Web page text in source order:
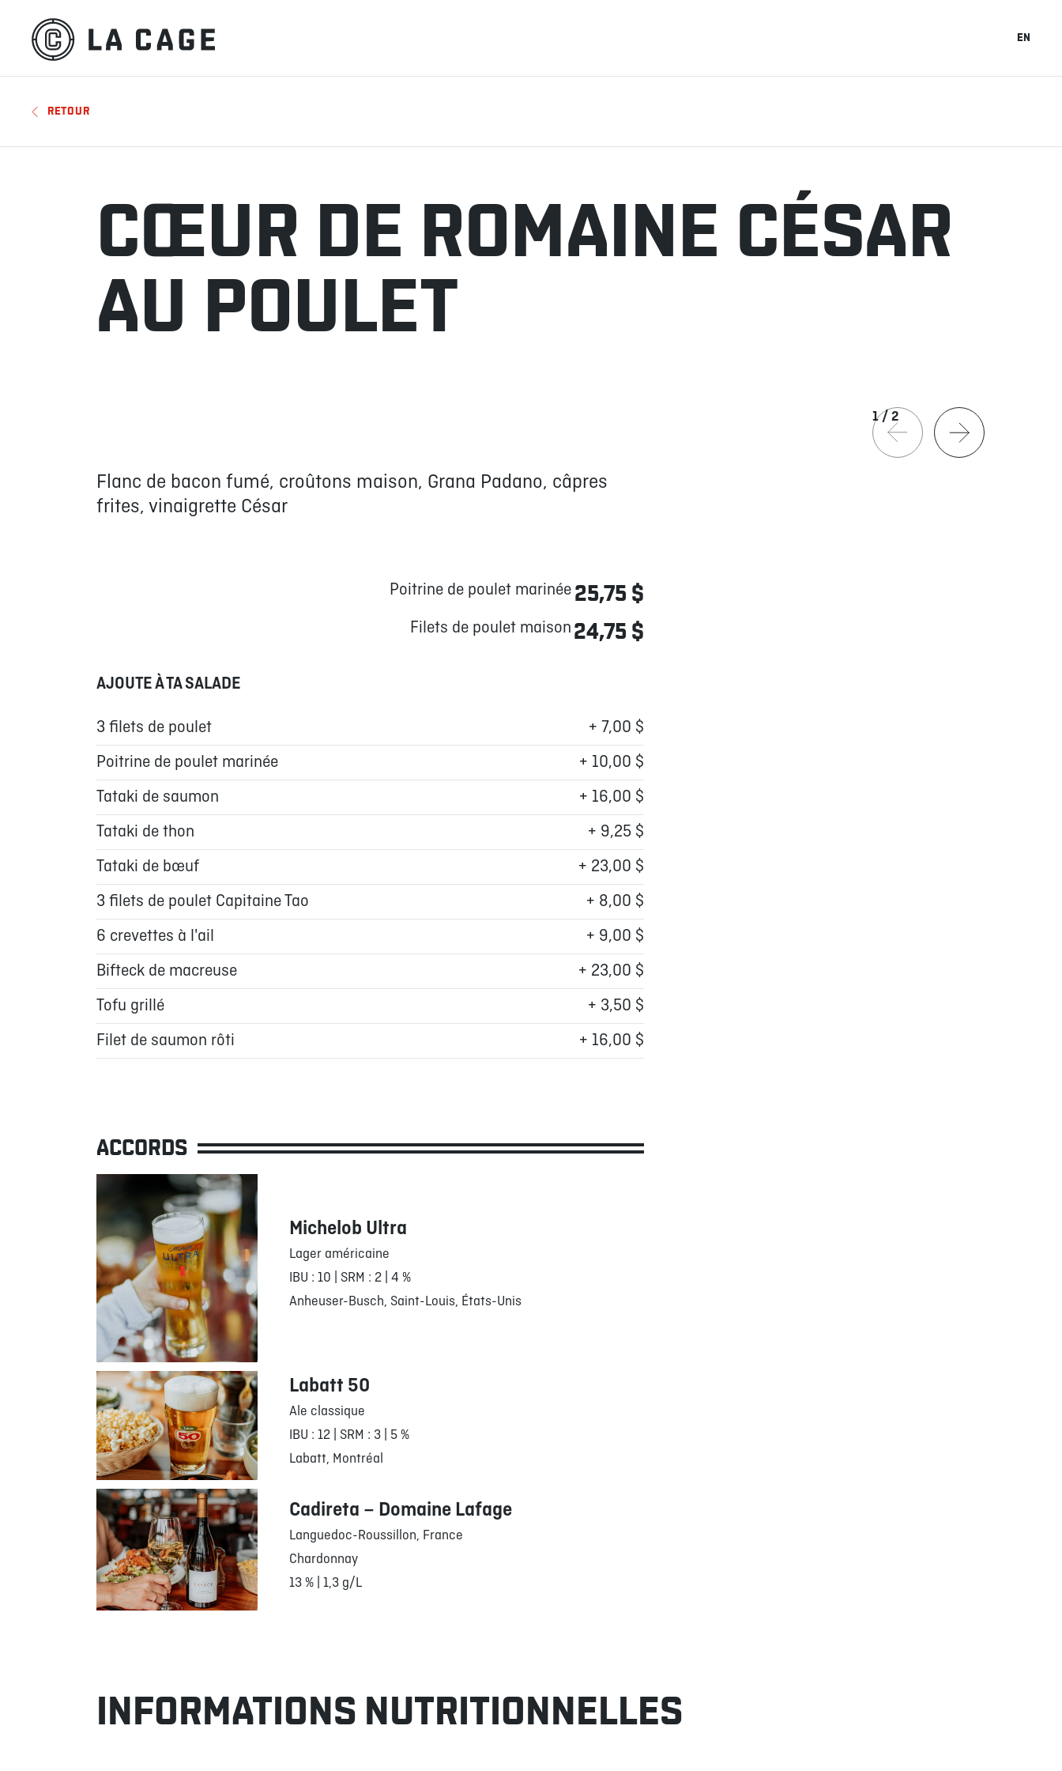
EN
RETOUR
CŒUR DE ROMAINE CÉSAR
AU POULET
1/2
Flanc de bacon fumé, croûtons maison, Grana Padano, câpres
frites, vinaigrette César
Poitrine de poulet marinée25,75 $
Filets de poulet maison24,75 $
AJOUTE À TA SALADE
3 filets de poulet
+ 7,00 $
Poitrine de poulet marinée
+ 10,00 $
Tataki de saumon
+ 16,00 $
Tataki de thon
+ 9,25 $
Tataki de bœuf
+ 23,00 $
3 filets de poulet Capitaine Tao
+ 8,00 $
6 crevettes à l'ail
+ 9,00 $
Bifteck de macreuse
+ 23,00 $
Tofu grillé
+ 3,50 $
Filet de saumon rôti
+ 16,00 $
ACCORDS
Michelob Ultra
Lager américaine
IBU : 10 | SRM : 2 | 4 %
Anheuser-Busch, Saint-Louis, États-Unis
Labatt 50
Ale classique
IBU : 12 | SRM : 3 | 5 %
Labatt, Montréal
Cadireta – Domaine Lafage
Languedoc-Roussillon, France
Chardonnay
13 % | 1,3 g/L
INFORMATIONS NUTRITIONNELLES